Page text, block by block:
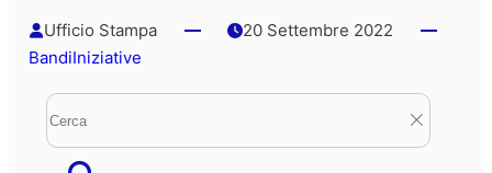
Ufficio Stampa
20 Settembre 2022
BandiIniziative